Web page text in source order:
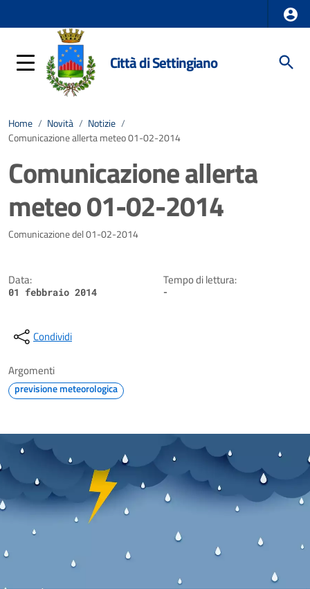
Città di Settingiano
Home / Novità / Notizie /
Comunicazione allerta meteo 01-02-2014
Comunicazione allerta
meteo 01-02-2014
Dettagli della notizia
Comunicazione del 01-02-2014
Data:
01 febbraio 2014
Tempo di lettura:
-
Condividi
Argomenti
previsione meteorologica